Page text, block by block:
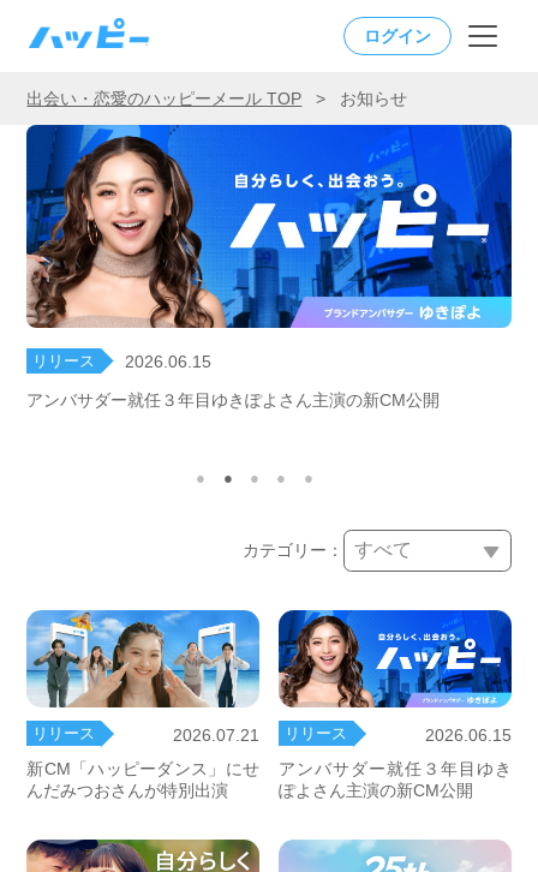
ログイン
出会い・恋愛のハッピーメール TOP > お知らせ
リリース
2026.06.15
アンバサダー就任３年目ゆきぽよさん主演の新CM公開
カテゴリー：
リリース
2026.07.21
新CM「ハッピーダンス」にせ
んだみつおさんが特別出演
リリース
2026.06.15
アンバサダー就任３年目ゆき
ぽよさん主演の新CM公開